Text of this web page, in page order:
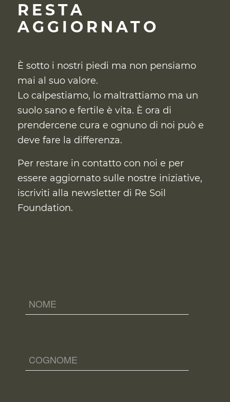
RESTA
AGGIORNATO
È sotto i nostri piedi ma non pensiamo
mai al suo valore.
Lo calpestiamo, lo maltrattiamo ma un
suolo sano e fertile è vita. È ora di
prendercene cura e ognuno di noi può e
deve fare la differenza.
Per restare in contatto con noi e per
essere aggiornato sulle nostre iniziative,
iscriviti alla newsletter di Re Soil
Foundation.